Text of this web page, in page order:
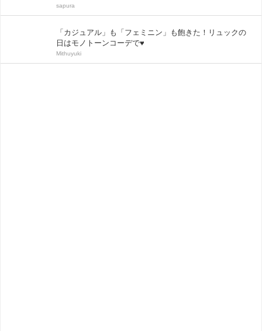
sapura
「カジュアル」も「フェミニン」も飽きた！リュックの
日はモノトーンコーデで♥
Mithuyuki